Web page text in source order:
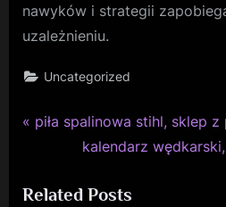
nawyków i strategii
uzależnieniu.
Uncategorized
Nawigacja
P
v
piła spalinowa stihl, sklep
N
x
kalendarz
Related Posts